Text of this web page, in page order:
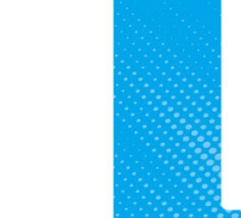
蘇我
（千葉市中央区）
大阪
鳳
（堺市西区）